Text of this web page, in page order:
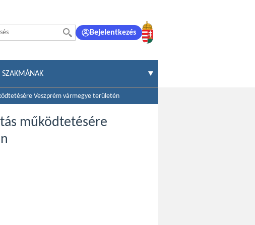
Bejelentkezés
SZAKMÁNAK
Veszprém vármegye területén
működtetésére